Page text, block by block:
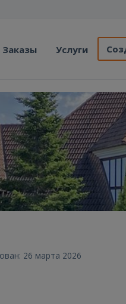
Заказы Услуги
26 марта 2026